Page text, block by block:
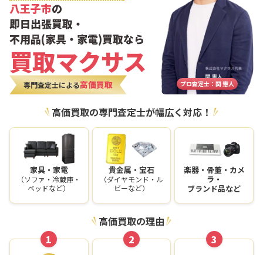
八王子市の
即日出張買取・
不用品(家具・家電)買取なら
買取マクサス
専門査定士による高価買取 プロ査定士：関 憲人
高価買取の専門査定士が幅広く対応！
家具・家電
（ソファ・冷蔵庫・
ベッドなど）
貴金属・宝石
（ダイヤモンド・ル
ビーなど）
楽器・骨董・カメ
ラ・
ブランド品など
高価買取の理由
1
2 3